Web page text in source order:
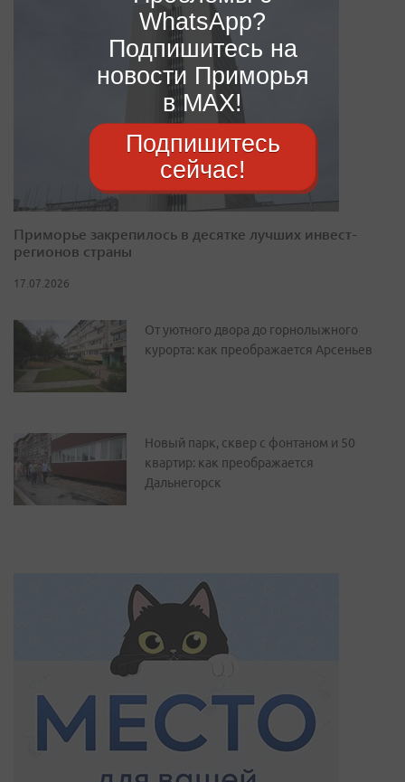
Приморье закрепилось в десятке лучших инвест-
регионов страны
17.07.2026
От уютного двора до горнолыжного
курорта: как преображается Арсеньев
Новый парк, сквер с фонтаном и 50
квартир: как преображается
Дальнегорск
WhatsApp?
Подпишитесь на
новости Приморья
в MAX!
Подпишитесь
сейчас!